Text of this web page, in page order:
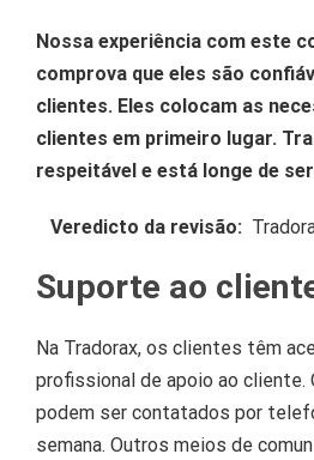
Nossa experiência com este
comprova que eles são
clientes. Eles colocam as
clientes em primeiro lugar.
respeitável e está longe de
Veredicto da revisão:
Suporte ao
Na Tradorax, os clientes têm
profissional de apoio ao cliente.
podem ser contatados por
semana. Outros meios de